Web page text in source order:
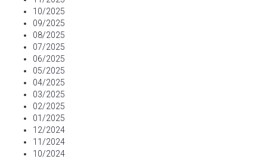
10/2025
09/2025
08/2025
07/2025
06/2025
05/2025
04/2025
03/2025
02/2025
01/2025
12/2024
11/2024
10/2024